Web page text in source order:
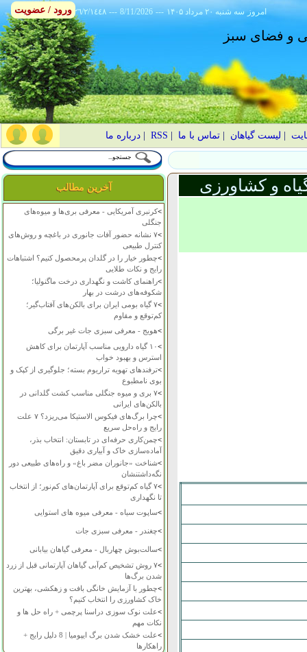
٢٦/٢/١٤٤٨ --- 8/11/2026 --- ۱۴۰۵ سه شنبه ۲۰ مرداد امروز
و فضای سبز
لیست گیاهان |تماس با ما RSS
|درباره ما
آخرین مطالب
>کرنبری آمریکایی - معرفی بری‌ها و میوه‌های
جنگلی
>
۷ نشانه حضور آفات جانوری در باغچه و روش‌های
کنترل طبیعی
>چطور خیار را در گلدان پرمحصول کنیم؟ اشتباهات
رایج و نکات طلایی
>راهنمای کاشت و نگهداری درخت ماگنولیا؛
شکوفه‌های درشت در بهار
>
۷ گیاه بومی ایران برای بالکن‌های آفتاب‌گیر؛
کم‌توقع و مقاوم
>هویج - معرفی سبزی جات غیر برگی
>
۱۰ گیاه دارویی مناسب آپارتمان برای کاهش
استرس و بهبود خواب
>ترفندهای تهویه تراریوم بسته؛ جلوگیری از کپک و
بوی نامطبوع
>
۷ بری و میوه جنگلی مناسب کشت گلدانی در
بالکن‌های ایرانی
>
چرا برگ‌های فیکوس الاستیکا می‌ریزد؟ ۷ علت
رایج و راه‌حل سریع
>چمن‌کاری حرفه‌ای در تابستان: انتخاب بذر،
آماده‌سازی خاک و آبیاری دقیق
>شناخت «جانوران مضر باغ» و راه‌های طبیعی دور
نگه‌داشتنشان
>
۷ گیاه کم‌توقع برای آپارتمان‌های کم‌نور؛ از انتخاب
تا نگهداری
>ساپوت سیاه - معرفی میوه های استوایی
>چغندر - معرفی سبزی جات
>سالت‌بوش چهاربال - معرفی گیاهان بیابانی
>
۷ روش تشخیص کم‌آبی گیاهان آپارتمانی قبل از زرد
شدن برگ‌ها
>چطور با آزمایش خانگی بافت و زهکشی، بهترین
خاک کشاورزی را انتخاب کنیم؟
>علت نوک سوزی دراسنا پرچمی + راه حل ها و
نکات مهم
>
علت خشک شدن برگ ایپومیا | 8 دلیل رایج +
راهکارها
و کشاورزی
ورود / عضویت